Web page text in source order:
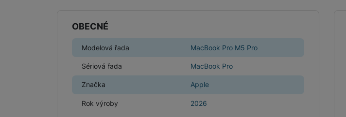
OBECNÉ
Modelová řada MacBook Pro M5 Pro
Sériová řada MacBook Pro
Značka Apple
Rok výroby 2026